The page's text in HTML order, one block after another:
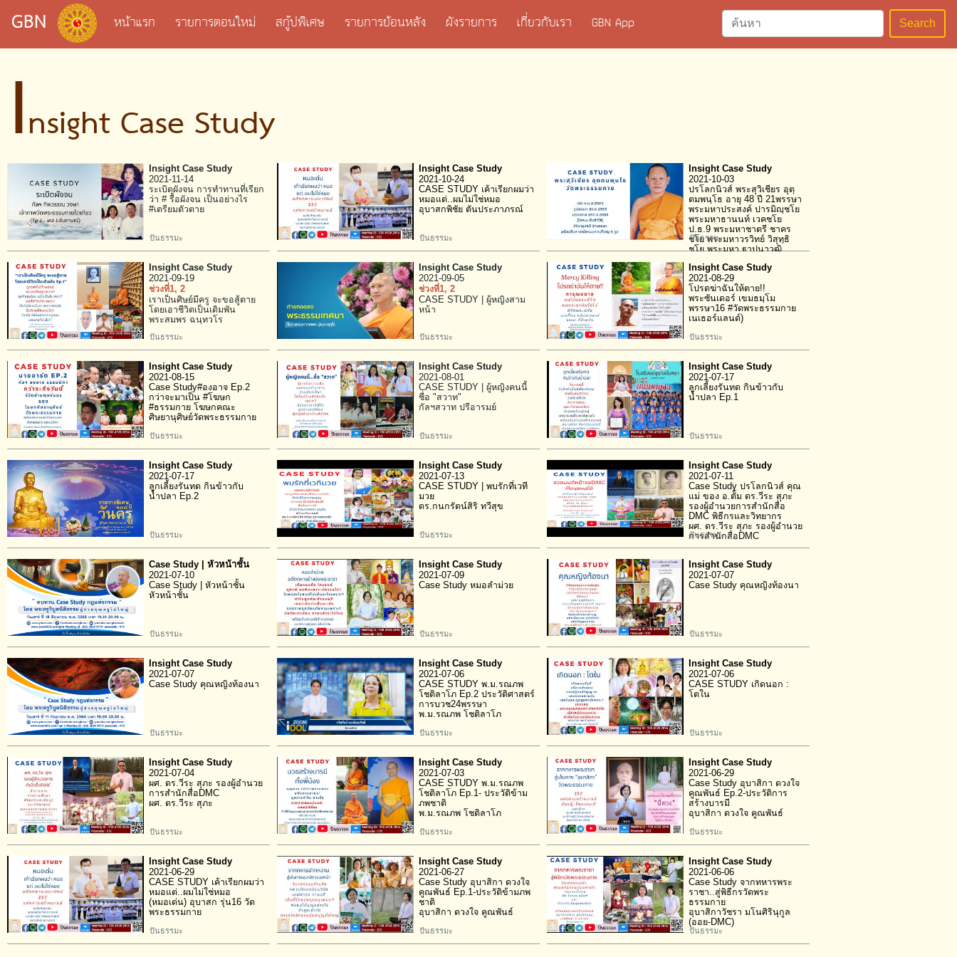
GBN หน้าแรก รายการตอนใหม่ สกู๊ปพิเศษ รายการย้อนหลัง ผังรายการ เกี่ยวกับเรา GBN App Search
Insight Case Study
Insight Case Study
2021-11-14
ระเบิดผังจน การทำทานที่เรียก
ว่า # รื้อผังจน เป็นอย่างไร
#เตรียมตัวตาย
ปันธรรมะ
Insight Case Study
2021-10-24
CASE STUDY เค้าเรียกผมว่า
หมอแต่..ผมไม่ใช่หมอ
อุบาสกพิชัย ตันประภาภรณ์
ปันธรรมะ
Insight Case Study
2021-10-03
ปรโลกนิวส์ พระสุวิเชียร อุตฺ
ตมพนฺโธ อายุ 48 ปี 21พรรษา
พระมหาประสงค์ ปารมิญฺชโย
พระมหาธานนท์ เวคชโย
ป.ธ.9 พระมหาชาตรี ชาคร
ชโย พระมหาวรวิทย์ วิสุทฺธิ
ชโย พระมหา​ ฐาปนา​วุฒิ​
ปันธรรมะ
Insight Case Study
2021-09-19
ช่วงที่1, 2
เราเป็นศิษย์มีครู จะขอสู้ตาย
โดยเอาชีวิตเป็นเดิมพัน
พระสมพร ฉนฺทวโร
ปันธรรมะ
Insight Case Study
2021-09-05
ช่วงที่1, 2
CASE STUDY | ผู้หญิงสาม
หน้า
ปันธรรมะ
Insight Case Study
2021-08-29
โปรดฆ่าฉันให้ตาย!!
พระซันเดอร์ เขมธมฺโม
พรรษา16 #วัดพระธรรมกาย
เนเธอร์แลนด์)
ปันธรรมะ
Insight Case Study
2021-08-15
Case Study#องอาจ Ep.2
กว่าจะมาเป็น #โฆษก
#ธรรมกาย โฆษกคณะ
ศิษยานุศิษย์วัดพระธรรมกาย
ปันธรรมะ
Insight Case Study
2021-08-01
CASE STUDY | ผู้หญิงคนนี้
ชื่อ "สวาท"
กัลฯสวาท ปรีอารมย์
ปันธรรมะ
Insight Case Study
2021-07-17
ลูกเลี้ยงรันทด กินข้าวกับ
น้ำปลา Ep.1
ปันธรรมะ
Insight Case Study
2021-07-17
ลูกเลี้ยงรันทด กินข้าวกับ
น้ำปลา Ep.2
ปันธรรมะ
Insight Case Study
2021-07-13
CASE STUDY | พบรักที่เวที
มวย
ดร.กนกรัตน์สิริ ทวีสุข
ปันธรรมะ
Insight Case Study
2021-07-11
Case Study ปรโลกนิวส์ คุณ
แม่ ของ อ.ตั้ม ดร.วีระ สุภะ
รองผู้อำนวยการสำนักสื่อ
DMC พิธีกรและวิทยากร
ผศ. ดร.วีระ สุภะ รองผู้อำนวย
การสำนักสื่อDMC
ปันธรรมะ
Case Study | หัวหน้าชั้น
2021-07-10
Case Study | หัวหน้าชั้น
หัวหน้าชั้น
ปันธรรมะ
Insight Case Study
2021-07-09
Case Study หมอลำม่วย
ปันธรรมะ
Insight Case Study
2021-07-07
Case Study คุณหญิงท้องนา
ปันธรรมะ
Insight Case Study
2021-07-07
Case Study คุณหญิงท้องนา
ปันธรรมะ
Insight Case Study
2021-07-06
CASE STUDY พ.ม.รณภพ
โชติลาโภ Ep.2 ประวัติศาสตร์
การบวช24พรรษา
พ.ม.รณภพ โชติลาโภ
ปันธรรมะ
Insight Case Study
2021-07-06
CASE STUDY เกิดนอก :
โตใน
ปันธรรมะ
Insight Case Study
2021-07-04
ผศ. ดร.วีระ สุภะ รองผู้อำนวย
การสำนักสื่อDMC
ผศ. ดร.วีระ สุภะ
ปันธรรมะ
Insight Case Study
2021-07-03
CASE STUDY พ.ม.รณภพ
โชติลาโภ Ep.1- ประวัติข้าม
ภพชาติ
พ.ม.รณภพ โชติลาโภ
ปันธรรมะ
Insight Case Study
2021-06-29
Case Study อุบาสิกา ดวงใจ
คูณพันธ์ Ep.2-ประวัติการ
สร้างบารมี
อุบาสิกา ดวงใจ คูณพันธ์
ปันธรรมะ
Insight Case Study
2021-06-29
CASE STUDY เค้าเรียกผมว่า
หมอแต่..ผมไม่ใช่หมอ
(หมอเด่น) อุบาสก รุ่น16 วัด
พระธรรมกาย
ปันธรรมะ
Insight Case Study
2021-06-27
Case Study อุบาสิกา ดวงใจ
คูณพันธ์ Ep.1-ประวัติข้ามภพ
ชาติ
อุบาสิกา ดวงใจ คูณพันธ์
ปันธรรมะ
Insight Case Study
2021-06-06
Case Study จากทหารพระ
ราชา..สู่พิธีกรวัดพระ
ธรรมกาย
อุบาสิกาวัชรา มโนศิรินุกูล
(ออย-DMC)
ปันธรรมะ